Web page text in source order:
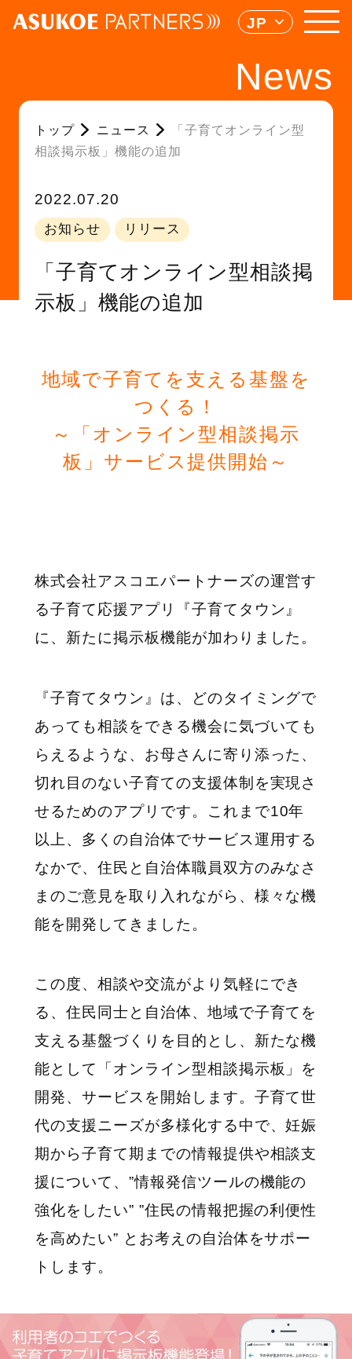
JP
News
トップ ニュース
「子育てオンライン型
相談掲示板」機能の追加
2022.07.20
お知らせ リリース
「子育てオンライン型相談掲
示板」機能の追加
地域で子育てを支える基盤を
つくる！
～「オンライン型相談掲示
板」サービス提供開始～
株式会社アスコエパートナーズの運営す
る子育て応援アプリ『子育てタウン』
に、新たに掲示板機能が加わりました。
『子育てタウン』は、どのタイミングで
あっても相談をできる機会に気づいても
らえるような、お母さんに寄り添った、
切れ目のない子育ての支援体制を実現さ
せるためのアプリです。これまで10年
以上、多くの自治体でサービス運用する
なかで、住民と自治体職員双方のみなさ
まのご意見を取り入れながら、様々な機
能を開発してきました。
この度、相談や交流がより気軽にでき
る、住民同士と自治体、地域で子育てを
支える基盤づくりを目的とし、新たな機
能として「オンライン型相談掲示板」を
開発、サービスを開始します。子育て世
代の支援ニーズが多様化する中で、妊娠
期から子育て期までの情報提供や相談支
援について、”情報発信ツールの機能の
強化をしたい” ”住民の情報把握の利便性
を高めたい” とお考えの自治体をサポー
トします。